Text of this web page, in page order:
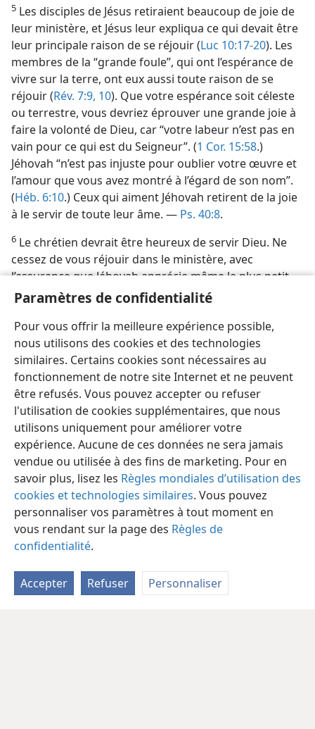
Paramètres de confidentialité
Pour vous offrir la meilleure expérience possible,
nous utilisons des cookies et des technologies
similaires. Certains cookies sont nécessaires au
fonctionnement de notre site Internet et ne peuvent
être refusés. Vous pouvez accepter ou refuser
l'utilisation de cookies supplémentaires, que nous
utilisons uniquement pour améliorer votre
expérience. Aucune de ces données ne sera jamais
vendue ou utilisée à des fins de marketing. Pour en
savoir plus, lisez les Règles mondiales d’utilisation des
cookies et technologies similaires. Vous pouvez
personnaliser vos paramètres à tout moment en
vous rendant sur la page des Règles de
confidentialité.
Accepter Refuser Personnaliser
5 Les disciples de Jésus retiraient beaucoup de joie de
leur ministère, et Jésus leur expliqua ce qui devait être
leur principale raison de se réjouir (Luc 10:17-20). Les
membres de la “grande foule”, qui ont l’espérance de
vivre sur la terre, ont eux aussi toute raison de se
réjouir (Rév. 7:9, 10). Que votre espérance soit céleste
ou terrestre, vous devriez éprouver une grande joie à
faire la volonté de Dieu, car “votre labeur n’est pas en
vain pour ce qui est du Seigneur”. (1 Cor. 15:58.)
Jéhovah “n’est pas injuste pour oublier votre œuvre et
l’amour que vous avez montré à l’égard de son nom”.
(Héb. 6:10.) Ceux qui aiment Jéhovah retirent de la joie
à le servir de toute leur âme. — Ps. 40:8.
6 Le chrétien devrait être heureux de servir Dieu. Ne
cessez de vous réjouir dans le ministère, avec
l’assurance que Jéhovah apprécie même le plus petit
acte de piété véritable (voirMarc 12:41-44
connaître la joie qu’il apporte! —Rom. 11:13.